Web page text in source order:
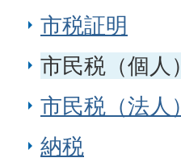
市税証明
市民税（個人）
市民税（法人）
納税